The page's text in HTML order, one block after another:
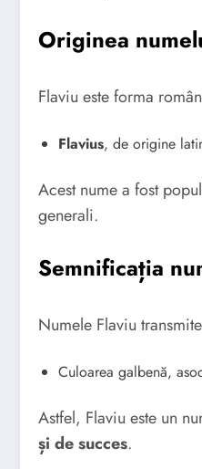
Originea
Flaviu este forma
Flavius, de origine
Acest nume a fost
generali.
Semnificația
Numele Flaviu
Culoarea galbenă,
Astfel, Flaviu este un
și de succes.